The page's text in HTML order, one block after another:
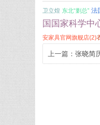
卫立煌 东北“剿总” 法
国国家科学中
安家具官网旗舰店(2)
上一篇： 张晓简